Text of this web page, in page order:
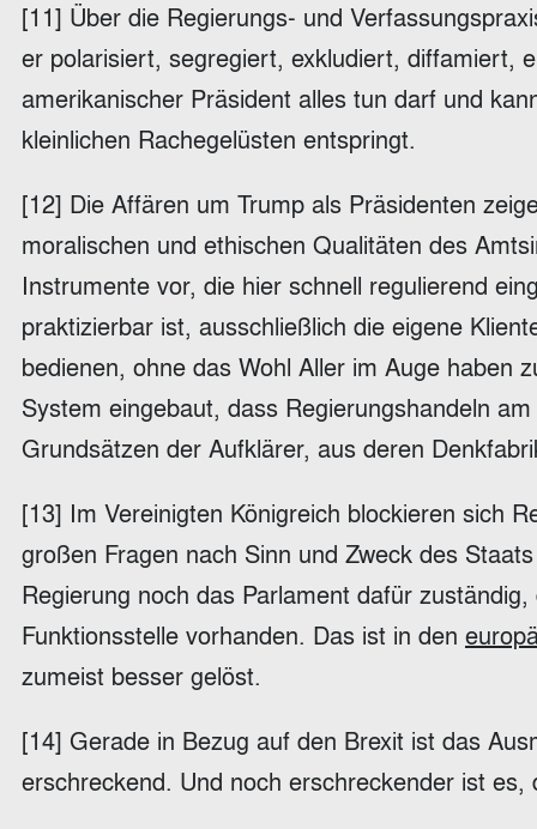
[11] Über die Regierungs- und
er polarisiert, segregiert, exkludiert, diffamiert,
amerikanischer Präsident alles tun darf und
kleinlichen Rachegelüsten entspringt.
[12] Die Affären um Trump als Präsidenten
moralischen und ethischen Qualitäten des
Instrumente vor, die hier schnell regulierend
praktizierbar ist, ausschließlich die eigene
bedienen, ohne das Wohl Aller im Auge haben
System eingebaut, dass Regierungshandeln
Grundsätzen der Aufklärer, aus deren
[13] Im Vereinigten Königreich blockieren sich
großen Fragen nach Sinn und Zweck des
Regierung noch das Parlament dafür
Funktionsstelle vorhanden. Das ist in den
zumeist besser gelöst.
[14] Gerade in Bezug auf den Brexit ist das
erschreckend. Und noch erschreckender ist